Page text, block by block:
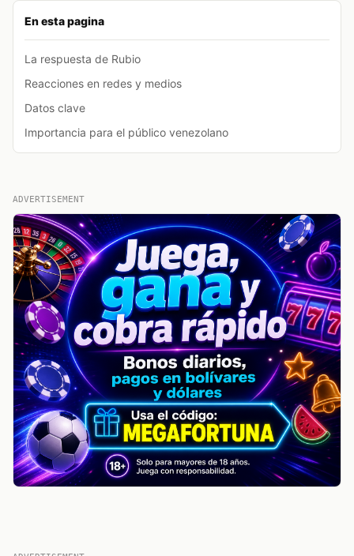
En esta pagina
La respuesta de Rubio
Reacciones en redes y medios
Datos clave
Importancia para el público venezolano
ADVERTISEMENT